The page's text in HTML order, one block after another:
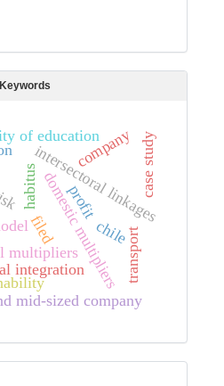
Keywords
filed
habitusintersectoral linkages
domestic multipliers
multipliers
integration
profit
mid-sized company
company
chile
case study
transport
of education